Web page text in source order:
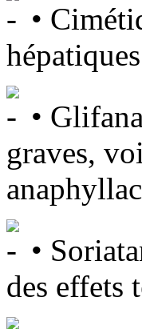
•
•
graves,
•
des effets